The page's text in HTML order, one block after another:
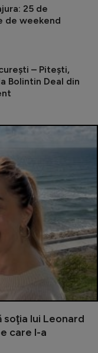
25 de
de weekend
– Pitești,
Bolintin Deal din
soţia lui Leonard
care l-a